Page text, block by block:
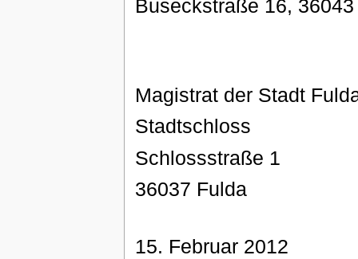
Buseckstraße 16,
Magistrat der Stadt
Stadtschloss
Schlossstraße 1
36037 Fulda
15. Februar 2012